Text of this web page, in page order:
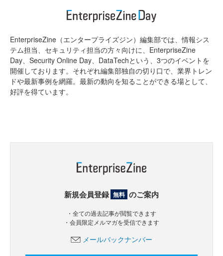
EnterpriseZine（エンタープライズジン）編集部では、情報シス
テム担当、セキュリティ担当の方々向けに、EnterpriseZine
Day、Security Online Day、DataTechという、3つのイベントを
開催しております。それぞれ編集部独自の切り口で、業界トレン
ドや最新事例を網羅。最新の動向を知ることができる場として、
好評を得ています。
新規会員登録 無料 のご案内
・全ての過去記事が閲覧できます
・会員限定メルマガを受信できます
メールバックナンバー